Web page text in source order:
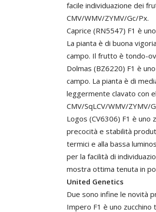
facile individuazione dei
CMV/WMV/ZYMV/Gc/Px.
Caprice (RN5547) F1 è
La pianta è di buona
campo. Il frutto è tondo-
Dolmas (BZ6220) F1 è
campo. La pianta è di
leggermente clavato con
CMV/SqLCV/WMV/ZYMV/
Logos (CV6306) F1 è
precocità e stabilità
termici e alla bassa
per la facilità di
mostra ottima tenuta in
United Genetics
Due sono infine le novità
Impero F1 è uno